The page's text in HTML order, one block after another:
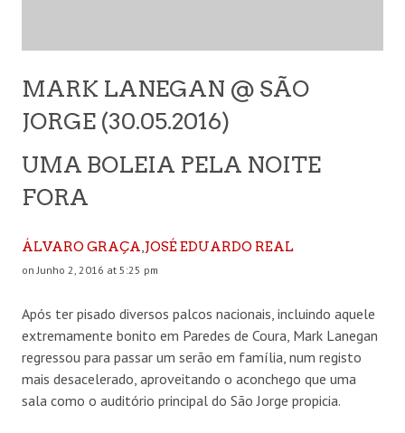
MARK LANEGAN @ SÃO
JORGE (30.05.2016)
UMA BOLEIA PELA NOITE
FORA
ÁLVARO GRAÇA JOSÉ EDUARDO REAL
on Junho 2, 2016 at 5:25 pm
Após ter pisado diversos palcos nacionais, incluindo aquele
extremamente bonito em Paredes de Coura, Mark Lanegan
regressou para passar um serão em família, num registo
mais desacelerado, aproveitando o aconchego que uma
sala como o auditório principal do São Jorge propicia.